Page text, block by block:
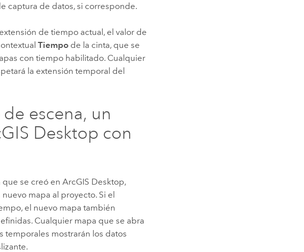
captura de datos, si corresponde.
de tiempo actual, el valor de
Tiempo de la cinta, que se
con tiempo habilitado. Cualquier
la extensión temporal del
escena, un
Desktop con
que se creó enArcGIS Desktop,
mapa al proyecto. Si el
el nuevo mapa también
Cualquier mapa que se abra
temporales mostrarán los datos